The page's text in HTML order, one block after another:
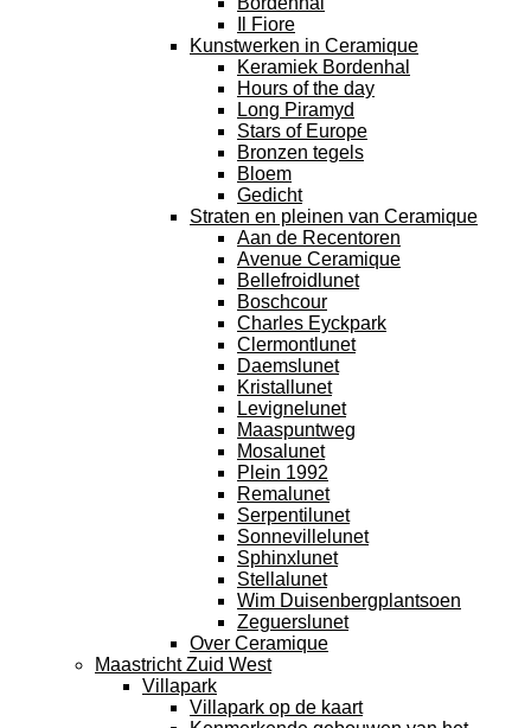
Il Fiore
Kunstwerken in Ceramique
Keramiek Bordenhal
Hours of the day
Long Piramyd
Stars of Europe
Bronzen tegels
Bloem
Gedicht
Straten en pleinen van Ceramique
Aan de Recentoren
Avenue Ceramique
Bellefroidlunet
Boschcour
Charles Eyckpark
Clermontlunet
Daemslunet
Kristallunet
Levignelunet
Maaspuntweg
Mosalunet
Plein 1992
Remalunet
Serpentilunet
Sonnevillelunet
Sphinxlunet
Stellalunet
Wim Duisenbergplantsoen
Zeguerslunet
Over Ceramique
Maastricht Zuid West
Villapark
Villapark op de kaart